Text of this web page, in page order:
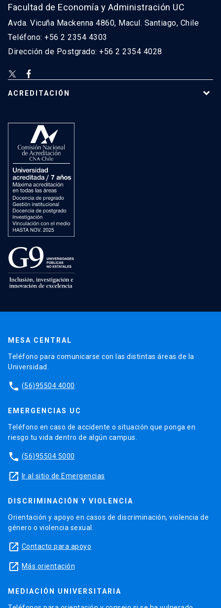
Facultad de Economía y Administración UC
Avda. Vicuña Mackenna 4860, Macul. Santiago, Chile
Teléfono: +56 2 2354 4303
Dirección de Postgrado: +56 2 2354 4028
ACREDITACIÓN
MESA CENTRAL
Teléfono para comunicarse con las distintas áreas de la
Universidad.
phone (56)95504 4000
EMERGENCIAS UC
Teléfono en caso de accidente o situación que ponga en
riesgo tu vida dentro de algún campus.
phone (56)95504 5000
launch Ir al sitio de Emergencias
DISCRIMINACIÓN Y VIOLENCIA
Orientación y apoyo en casos de discriminación, violencia de
género o violencia sexual.
launch Contacto para apoyo
launch Más orientación
MEDIACIÓN UNIVERSITARIA